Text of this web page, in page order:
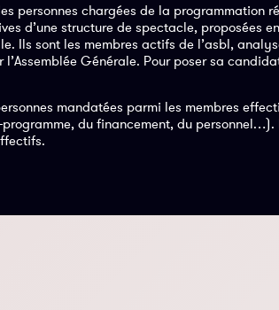
personnes chargées de la programmation
d’une structure de spectacle, proposées
Ils sont les membres actifs de l’asbl,
Générale. Pour poser sa
mandatées parmi les membres
du financement, du personnel…).